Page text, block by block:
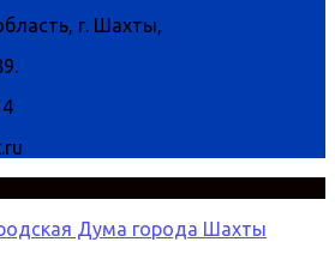
г. Шахты,
Дума города Шахты